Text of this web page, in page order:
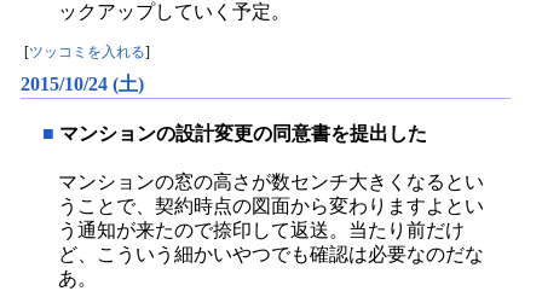
ックアップしていく予定。
ツッコミを入れる
2015/10/24 (土)
■ マンションの設計変更の同意書を提出した
マンションの窓の高さが数センチ大きくなるとい
うことで、契約時点の図面から変わりますよとい
う通知が来たので捺印して返送。当たり前だけ
ど、こういう細かいやつでも確認は必要なのだな
あ。